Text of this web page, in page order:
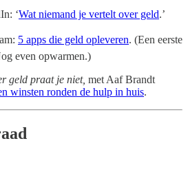
‘Wat niemand je vertelt over geld.’
5 apps die geld opleveren. (Een eerste
even opwarmen.)
geld praat je niet, met Aaf Brandt
winsten ronden de hulp in huis.